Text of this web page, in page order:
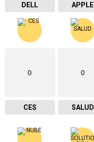
DELL APPLE
0
CES
0
SALUD